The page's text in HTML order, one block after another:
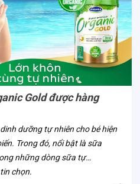
Gold được hàng
dưỡng tự nhiên cho bé hiện
Trong đó, nổi bật là sữa
những dòng sữa tự
chọn.